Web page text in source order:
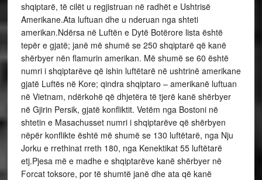
shqiptarë, të cilët u regjistruan në radhët e Ushtrisë
Amerikane.Ata luftuan dhe u nderuan nga shteti
amerikan.Ndërsa në Luftën e Dytë Botërore lista është
tepër e gjatë; janë më shumë se 250 shqiptarë që kanë
shërbyer nën flamurin amerikan. Më shumë se 60 është
numri i shqiptarëve që ishin luftëtarë në ushtrinë amerikane
gjatë Luftës në Kore; qindra shqiptaro – amerikanë luftuan
në Vietnam, ndërkohë që dhjetëra të tjerë kanë shërbyer
në Gjirin Persik, gjatë konfliktit. Vetëm nga Bostoni në
shtetin e Masachusset numri i shqiptarëve që shërbyen
nëpër konflikte është më shumë se 130 luftëtarë, nga Nju
Jorku e rrethinat rreth 180, nga Kenektikat 55 luftëtarë
etj.Pjesa më e madhe e shqiptarëve kanë shërbyer në
Forcat toksore, por të shumtë janë dhe ata që kanë